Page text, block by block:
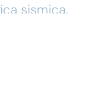
sismica.
e fori